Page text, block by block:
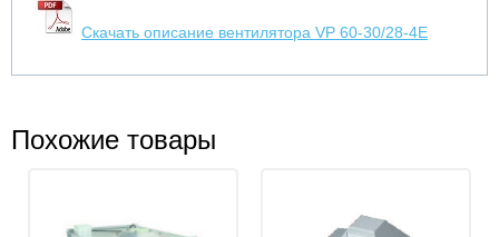
Скачать описание вентилятора VP 60-30/28-4E
Похожие товары